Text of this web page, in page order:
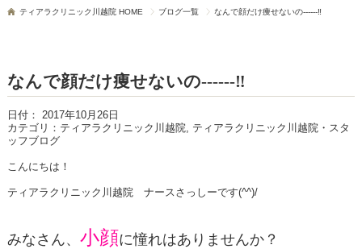
ティアラクリニック川越院 HOME ブログ一覧 なんで顔だけ痩せないの------‼
なんで顔だけ痩せないの------‼
日付： 2017年10月26日
カテゴリ： ティアラクリニック川越院, ティアラクリニック川越院・スタ
ッフブログ
こんにちは！
ティアラクリニック川越院 ナースさっしーです(^^)/
みなさん、 小顔に憧れはありませんか？